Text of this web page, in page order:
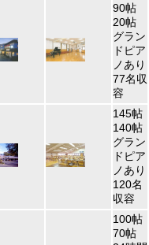
90帖
20帖
グラン
ドピア
ノあり
77名収
容
145帖
140帖
グラン
ドピア
ノあり
120名
収容
100帖
70帖